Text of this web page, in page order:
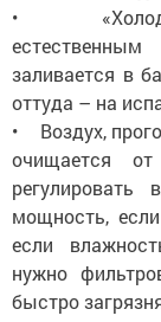
•
заливается в
оттуда – на
• Воздух,
очищается
регулировать
мощность,
если
нужно
быстро